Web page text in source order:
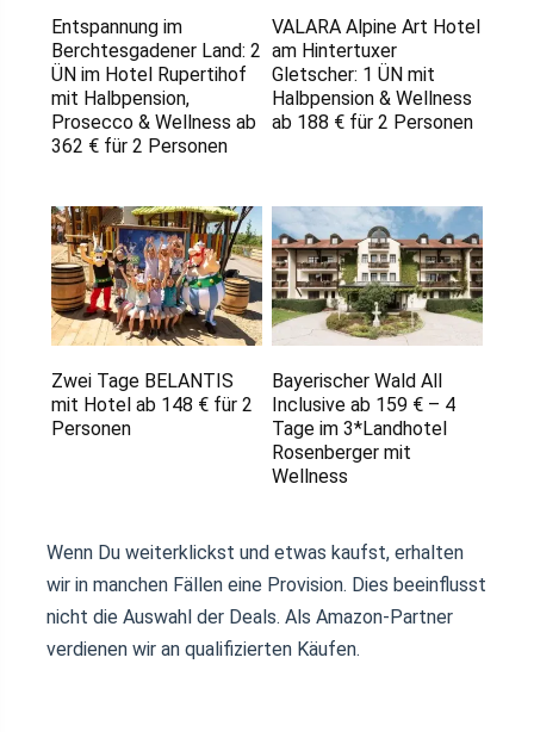
Entspannung im
Berchtesgadener Land: 2
ÜN im Hotel Rupertihof
mit Halbpension,
Prosecco & Wellness ab
362 € für 2 Personen
VALARA Alpine Art Hotel
am Hintertuxer
Gletscher: 1 ÜN mit
Halbpension & Wellness
ab 188 € für 2 Personen
Zwei Tage BELANTIS
mit Hotel ab 148 € für 2
Personen
Bayerischer Wald All
Inclusive ab 159 € – 4
Tage im 3*Landhotel
Rosenberger mit
Wellness
Wenn Du weiterklickst und etwas kaufst, erhalten
wir in manchen Fällen eine Provision. Dies beeinflusst
nicht die Auswahl der Deals. Als Amazon-Partner
verdienen wir an qualifizierten Käufen.